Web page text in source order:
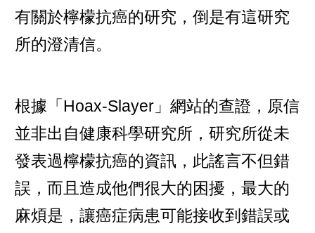
有關於檸檬抗癌的研究，倒是有這研究
所的澄清信。
根據「Hoax-Slayer」網站的查證，原信
並非出自健康科學研究所，研究所從未
發表過檸檬抗癌的資訊，此謠言不但錯
誤，而且造成他們很大的困擾，最大的
麻煩是，讓癌症病患可能接收到錯誤或